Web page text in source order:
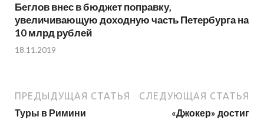
Беглов внес в бюджет поправку,
увеличивающую доходную часть Петербурга на
10 млрд рублей
18.11.2019
ПРЕДЫДУЩАЯ СТАТЬЯ
Туры в Римини
СЛЕДУЮЩАЯ СТАТЬЯ
«Джокер» достиг